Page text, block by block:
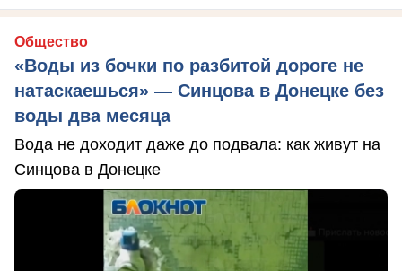
Общество
«Воды из бочки по разбитой дороге не
натаскаешься» — Синцова в Донецке без
воды два месяца
Вода не доходит даже до подвала: как живут на
Синцова в Донецке